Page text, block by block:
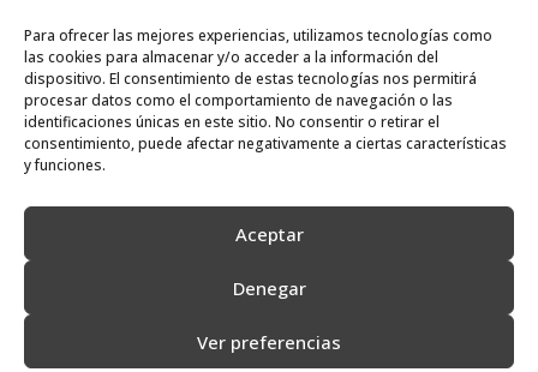
Para ofrecer las mejores experiencias, utilizamos tecnologías como
las cookies para almacenar y/o acceder a la información del
dispositivo. El consentimiento de estas tecnologías nos permitirá
procesar datos como el comportamiento de navegación o las
identificaciones únicas en este sitio. No consentir o retirar el
consentimiento, puede afectar negativamente a ciertas características
y funciones.
Aceptar
Denegar
Ver preferencias
CONTACTO
667 841 238
info@adimur.es
2022 © Adimur · Asociación de Directivos de la Región de Murcia. Diseñada